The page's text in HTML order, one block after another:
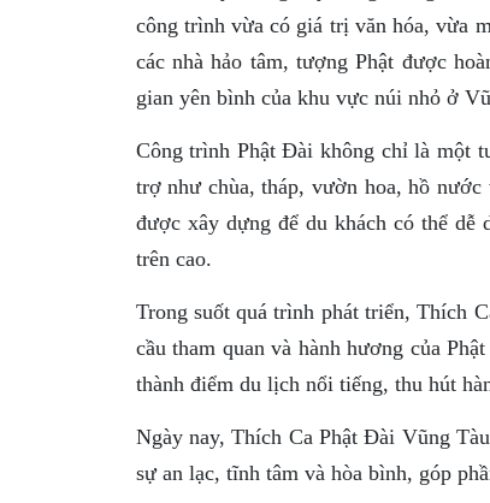
công trình vừa có giá trị văn hóa, vừa
các nhà hảo tâm, tượng Phật được
gian yên bình của khu vực núi nhỏ ở
Công trình Phật Đài không chỉ là một
trợ như chùa, tháp, vườn hoa, hồ nước
được xây dựng để du khách có thể
trên cao.
Trong suốt quá trình phát triển, Thích
cầu tham quan và hành hương của
thành điểm du lịch nổi tiếng, thu hút
Ngày nay, Thích Ca Phật Đài Vũng
sự an lạc, tĩnh tâm và hòa bình, góp